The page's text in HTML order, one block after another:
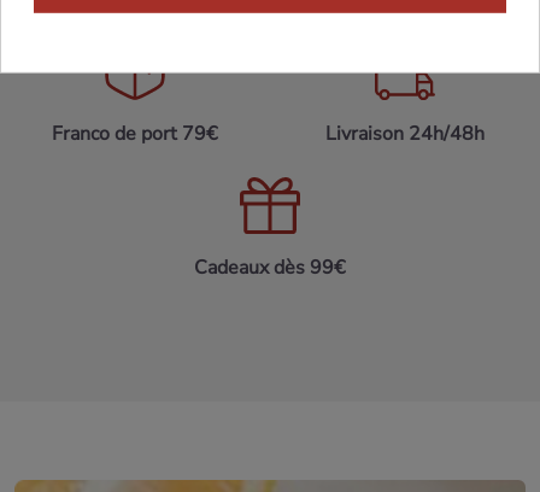
Franco de port 79€ Livraison 24h/48h
Cadeaux dès 99€